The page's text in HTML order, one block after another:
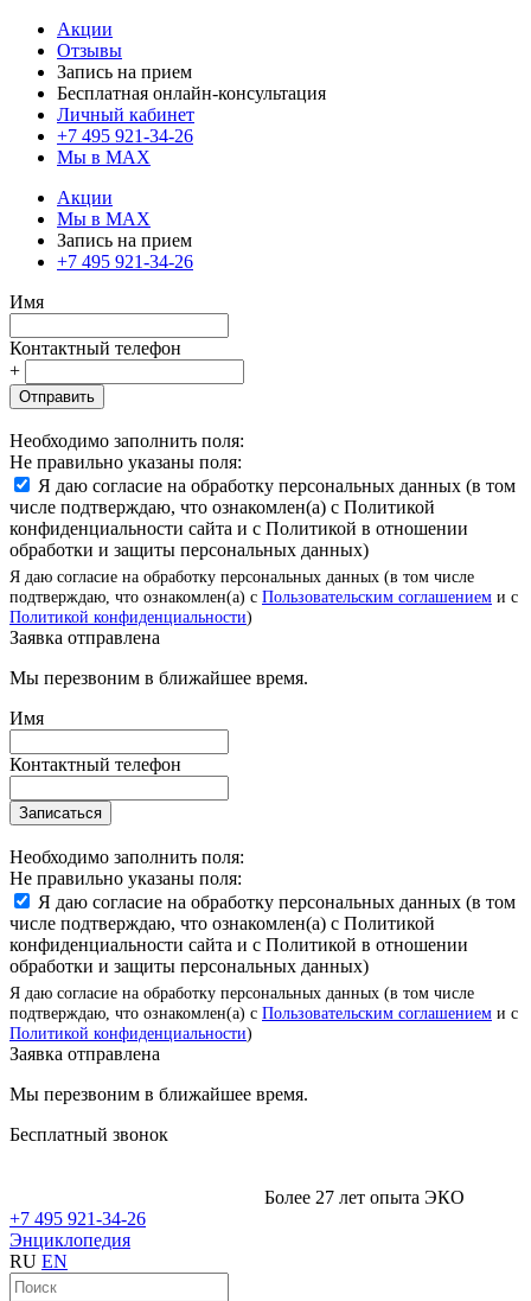
Акции
Отзывы
Запись на прием
Бесплатная онлайн-консультация
Личный кабинет
+7 495 921-34-26
Мы в MAX
Акции
Мы в MAX
Запись на прием
+7 495 921-34-26
Имя
Контактный телефон
+
Отправить
Необходимо заполнить поля:
Не правильно указаны поля:
Я даю согласие на обработку персональных данных (в том
числе подтверждаю, что ознакомлен(а) с Политикой
конфиденциальности сайта и с Политикой в отношении
обработки и защиты персональных данных)
Я даю согласие на обработку персональных данных (в том числе
подтверждаю, что ознакомлен(а) с Пользовательским соглашением и с
Политикой конфиденциальности)
Заявка отправлена
Мы перезвоним в ближайшее время.
Имя
Контактный телефон
Записаться
Необходимо заполнить поля:
Не правильно указаны поля:
Я даю согласие на обработку персональных данных (в том
числе подтверждаю, что ознакомлен(а) с Политикой
конфиденциальности сайта и с Политикой в отношении
обработки и защиты персональных данных)
Я даю согласие на обработку персональных данных (в том числе
подтверждаю, что ознакомлен(а) с Пользовательским соглашением и с
Политикой конфиденциальности)
Заявка отправлена
Мы перезвоним в ближайшее время.
Бесплатный звонок
Более 27 лет опыта ЭКО
+7 495 921-34-26
Энциклопедия
RU EN